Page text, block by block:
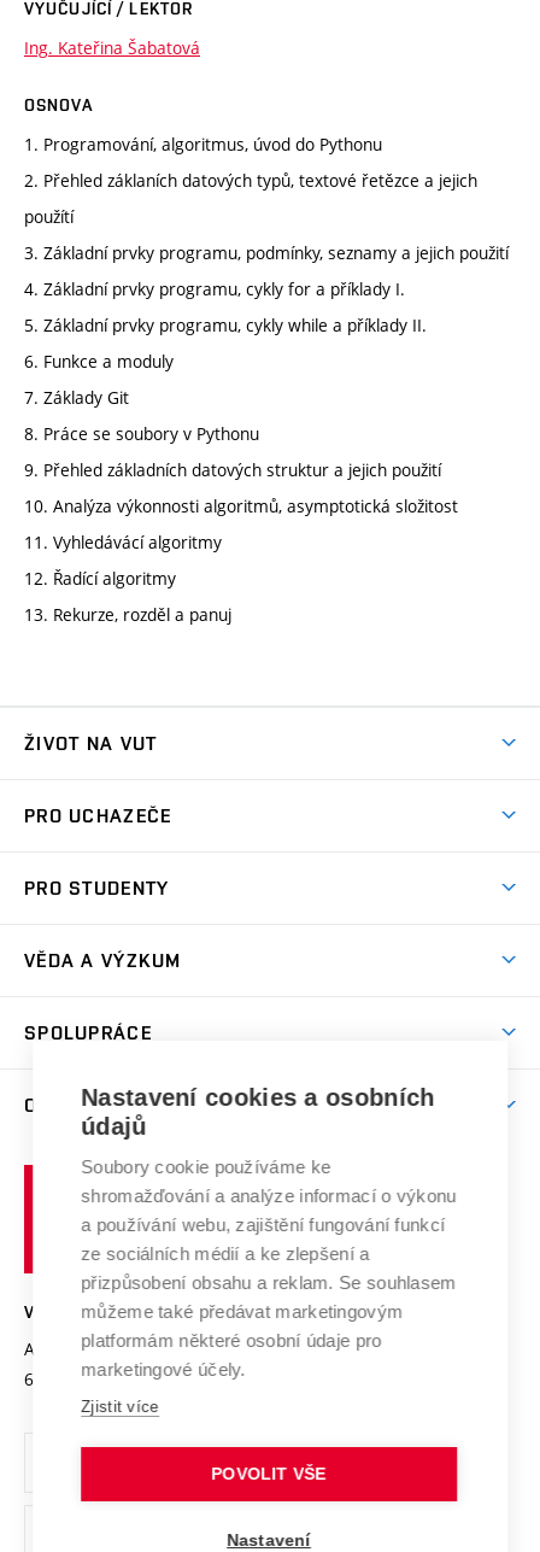
VYUČUJÍCÍ / LEKTOR
Ing. Kateřina Šabatová
OSNOVA
1. Programování, algoritmus, úvod do Pythonu
2. Přehled záklaních datových typů, textové řetězce a jejich
použítí
3. Základní prvky programu, podmínky, seznamy a jejich použití
4. Základní prvky programu, cykly for a příklady I.
5. Základní prvky programu, cykly while a příklady II.
6. Funkce a moduly
7. Základy Git
8. Práce se soubory v Pythonu
9. Přehled základních datových struktur a jejich použití
10. Analýza výkonnosti algoritmů, asymptotická složitost
11. Vyhledávácí algoritmy
12. Řadící algoritmy
13. Rekurze, rozděl a panuj
ŽIVOT NA VUT
Koleje
Sport na VUT
Brno
PRO UCHAZEČE
Dny otevřených dveří
Celoživotní vzdělávání
E-přihláška
PRO STUDENTY
Harmonogram akademického roku
Závěrečné práce
Doktorské studium
Zpracování osobních údajů studentů
Sociální bezpečí
Studium bez bariér
Podpora podnikání
VĚDA A VÝZKUM
Mezinárodní vědecká rada
Systém zajišťování kvality výzkumu
Výzkumné infrastruktury
Transfer znalostí
Open Science
Projekty
Projekty ze strukturálních fondů
Specifický výzkum
SPOLUPRÁCE
Zahraniční spolupráce
Spolupráce se školami
Služby univerzity
Mezinárodní dohody
Univerzitní sítě
O UNIVERZITĚ
Profil univerzity
Udržitelná univerzita
Podnikavá univerzita / ContriBUTe
Bezpečná univerzita
Vyznamenání
Organizační struktura
Ochrana osobních údajů
učení
technické
VYSOKÉ UČENÍ TECHNICKÉ V BRNĚ
Antonínská 548/1
602 00 Brno
www.vut.cz
vut@vutbr.cz
Nastavení cookies a osobních
údajů
Soubory cookie používáme ke
shromažďování a analýze informací o výkonu
a používání webu, zajištění fungování funkcí
ze sociálních médií a ke zlepšení a
přizpůsobení obsahu a reklam. Se souhlasem
můžeme také předávat marketingovým
platformám některé osobní údaje pro
marketingové účely.
Zjistit více
POVOLIT VŠE
Nastavení